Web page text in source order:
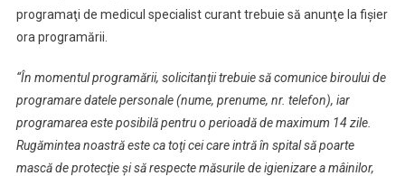
programaţi de medicul specialist curant trebuie să anunţe la fişier
ora programării.
“În momentul programării, solicitanţii trebuie să comunice biroului de
programare datele personale (nume, prenume, nr. telefon), iar
programarea este posibilă pentru o perioadă de maximum 14 zile.
Rugămintea noastră este ca toţi cei care intră în spital să poarte
mască de protecţie şi să respecte măsurile de igienizare a mâinilor,